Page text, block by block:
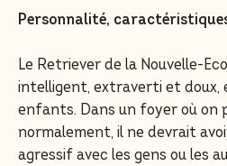
Personnalité,
Le Retriever de la Nouvelle-
intelligent, extraverti et doux,
enfants. Dans un foyer où on
normalement, il ne devrait
agressif avec les gens ou les